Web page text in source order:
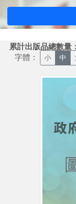
累計出版品總數量
字體： 小 中